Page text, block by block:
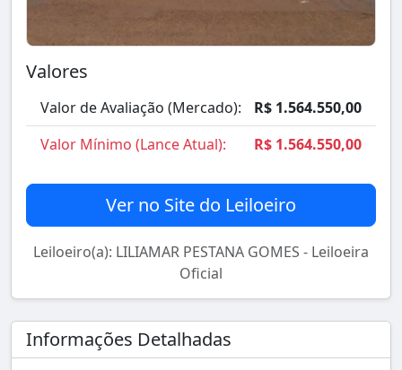
Valores
Valor de Avaliação (Mercado):
R$ 1.564.550,00
Valor Mínimo (Lance Atual):
R$ 1.564.550,00
Ver no Site do Leiloeiro
Leiloeiro(a): LILIAMAR PESTANA GOMES - Leiloeira
Oficial
Informações Detalhadas